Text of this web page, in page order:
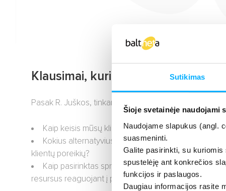
Sutikimas
Šioje svetainėje naudojami
Naudojame slapukus (angl.
suasmeninti.
Galite pasirinkti, su
spustelėję ant konkrečios
funkcijos ir paslaugos.
Daugiau informacijos rasite
Klausimai, kuriuos verslui reikia
Pasak R. Juškos, tinkamai įvertinti komunikacijos
Kaip keisis mūsų kliento profilis? Kas bus mūsų
Kokius alternatyvius komunikacijos kanalus
klientų poreikių?
Kaip pasirinktas sprendimas padės darbuotojams
resursus reaguojant į poreikį?